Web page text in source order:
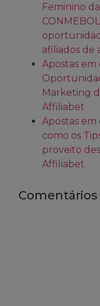
Feminino
afiliados de
Apostas em
Marketing
Affiliabet
Apostas em
como os
proveito
Affiliabet
Comentários